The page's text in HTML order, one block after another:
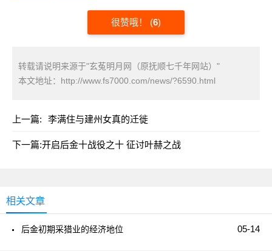
很赞哦！ (6)
转载请说明来源于"玄菟明月网（原抚顺七千年网站）"
本文地址： http://www.fs7000.com/news/?6590.html
上一篇: 李满住与建州女真的迁徙
下一篇:开启后金十战役之十 征讨叶赫之战
相关文章
05-14
后金初期采猎业的经济地位